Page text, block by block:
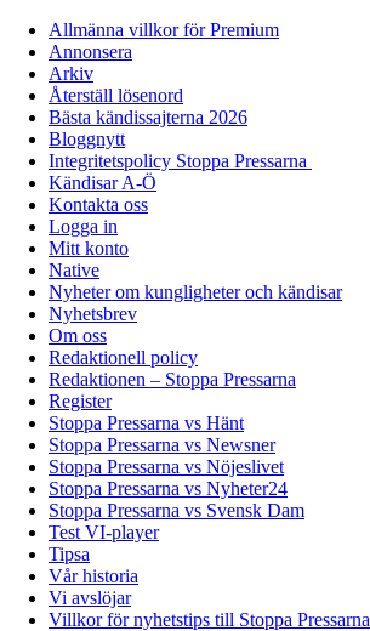
Allmänna villkor för Premium
Annonsera
Arkiv
Återställ lösenord
Bästa kändissajterna 2026
Bloggnytt
Integritetspolicy Stoppa Pressarna
Kändisar A-Ö
Kontakta oss
Logga in
Mitt konto
Native
Nyheter om kungligheter och kändisar
Nyhetsbrev
Om oss
Redaktionell policy
Redaktionen – Stoppa Pressarna
Register
Stoppa Pressarna vs Hänt
Stoppa Pressarna vs Newsner
Stoppa Pressarna vs Nöjeslivet
Stoppa Pressarna vs Nyheter24
Stoppa Pressarna vs Svensk Dam
Test VI-player
Tipsa
Vår historia
Vi avslöjar
Villkor för nyhetstips till Stoppa Pressarna